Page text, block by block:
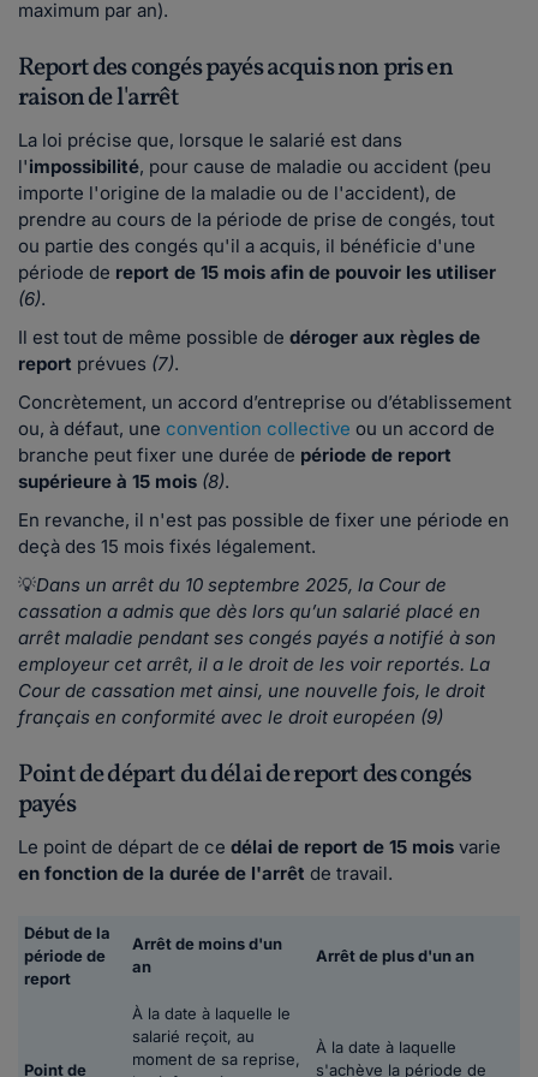
maximum par an).
Report des congés payés acquis non pris en
raison de l'arrêt
La loi précise que, lorsque le salarié est dans
l'impossibilité, pour cause de maladie ou accident (peu
importe l'origine de la maladie ou de l'accident), de
prendre au cours de la période de prise de congés, tout
ou partie des congés qu'il a acquis, il bénéficie d'une
période de report de 15 mois afin de pouvoir les utiliser
(6).
Il est tout de même possible de déroger aux règles de
report prévues (7).
Concrètement, un accord d’entreprise ou d’établissement
ou, à défaut, une convention collective ou un accord de
branche peut fixer une durée de période de report
supérieure à 15 mois (8).
En revanche, il n'est pas possible de fixer une période en
deçà des 15 mois fixés légalement.
💡Dans un arrêt du 10 septembre 2025, la Cour de
cassation a admis que dès lors qu’un salarié placé en
arrêt maladie pendant ses congés payés a notifié à son
employeur cet arrêt, il a le droit de les voir reportés. La
Cour de cassation met ainsi, une nouvelle fois, le droit
français en conformité avec le droit européen (9)
Point de départ du délai de report des congés
payés
Le point de départ de ce délai de report de 15 mois varie
en fonction de la durée de l'arrêt de travail.
Début de la
période de
report
Arrêt de moins d'un
an
Arrêt de plus d'un an
Point de
À la date à laquelle le
salarié reçoit, au
moment de sa reprise,
À la date à laquelle
s'achève la période de